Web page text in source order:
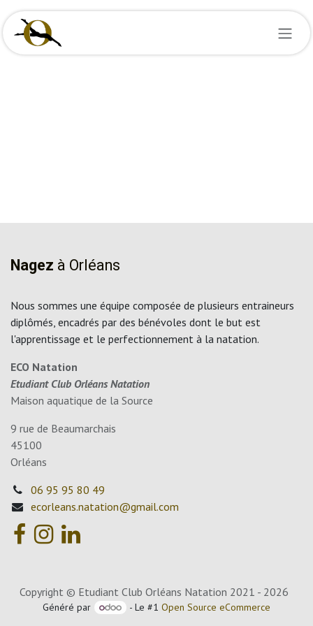
Se rendre au contenu
Nagez à Orléans
Nous sommes une équipe composée de plusieurs entraineurs
diplômés, encadrés par des bénévoles dont le but est
l'apprentissage et le perfectionnement à la natation.
ECO Natation
Etudiant Club Orléans Natation
Maison aquatique de la Source
9 rue de Beaumarchais
45100
Orléans
06 95 95 80 49
ecorleans.natation@gmail.com
Copyright © Etudiant Club Orléans Natation 2021 - 2026
Généré par - Le #1Open Source eCommerce